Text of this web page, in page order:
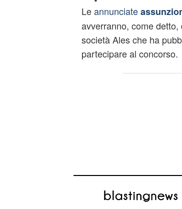
Leannunciate
avverranno, come
società Ales che ha
partecipare al concorso.